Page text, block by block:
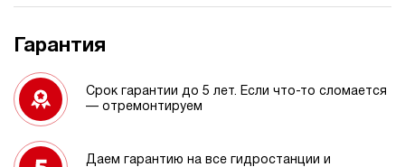
Гарантия
Срок гарантии до 5 лет. Если что-то сломается
— отремонтируем
Даем гарантию на все гидростанции и